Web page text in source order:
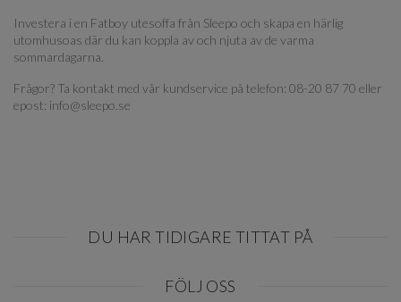
Investera i en Fatboy utesoffa från Sleepo och skapa en härlig
utomhusoas där du kan koppla av och njuta av de varma
sommardagarna.
Frågor? Ta kontakt med vår kundservice på telefon: 08-20 87 70 eller
epost: info@sleepo.se
DU HAR TIDIGARE TITTAT PÅ
FÖLJ OSS